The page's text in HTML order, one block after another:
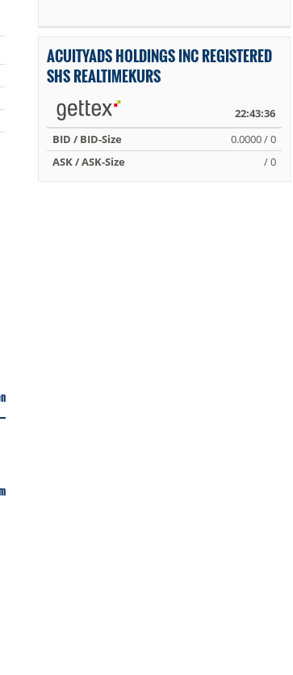
ACUITYADS HOLDINGS INC REGISTERED
SHS REALTIMEKURS
22:43:36
BID / BID-Size
0.0000 / 0
ASK / ASK-Size
/ 0